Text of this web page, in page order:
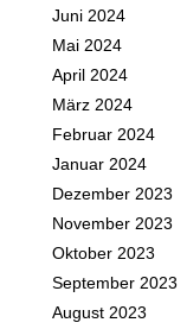
Juni 2024
Mai 2024
April 2024
März 2024
Februar 2024
Januar 2024
Dezember 2023
November 2023
Oktober 2023
September 2023
August 2023